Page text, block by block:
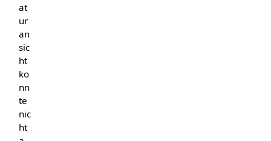
at
ur
an
sic
ht
ko
nn
te
nic
ht